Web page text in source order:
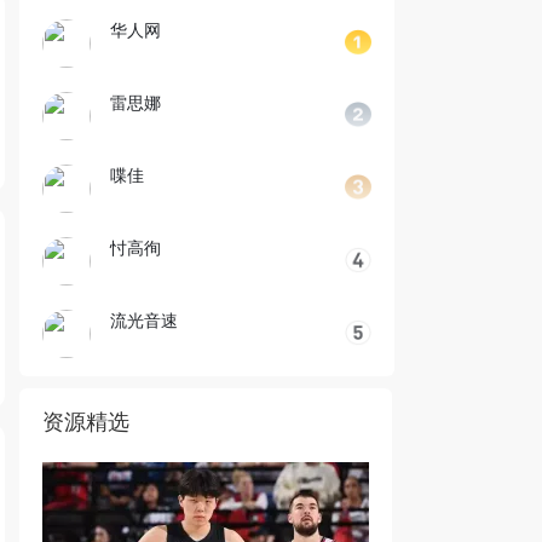
华人网
雷思娜
喋佳
忖高徇
流光音速
资源精选